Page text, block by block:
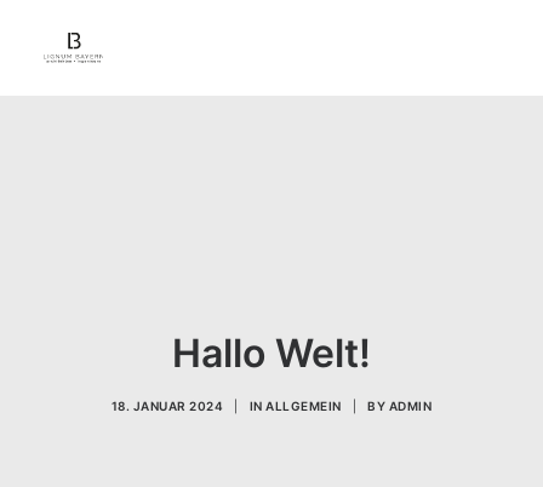
Hallo Welt!
18. JANUAR 2024 INALLGEMEIN BY ADMIN